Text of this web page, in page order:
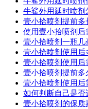
牛鲨外用延时喷剂
壹小拾喷剂提前多
使用壹小拾喷剂后
壹小拾喷剂一瓶
壹小拾喷剂使用
壹小拾喷剂使用后
壹小拾喷剂提前多
壹小拾喷剂使用后
如何判断自己是否
壹小拾喷剂的保质